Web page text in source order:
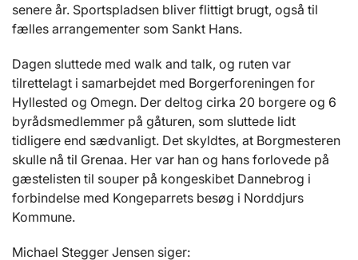
senere år. Sportspladsen bliver flittigt brugt, også til
fælles arrangementer som Sankt Hans.
Dagen sluttede med walk and talk, og ruten var
tilrettelagt i samarbejdet med Borgerforeningen for
Hyllested og Omegn. Der deltog cirka 20 borgere og 6
byrådsmedlemmer på gåturen, som sluttede lidt
tidligere end sædvanligt. Det skyldtes, at Borgmesteren
skulle nå til Grenaa. Her var han og hans forlovede på
gæstelisten til souper på kongeskibet Dannebrog i
forbindelse med Kongeparrets besøg i Norddjurs
Kommune.
Michael Stegger Jensen siger: